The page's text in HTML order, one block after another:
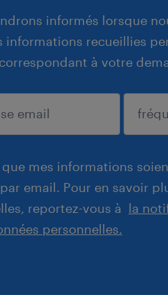
informés lorsque
informations recueillies
à votre
mes informations
email. Pour en savoir
reportez-vous à la
personnelles.